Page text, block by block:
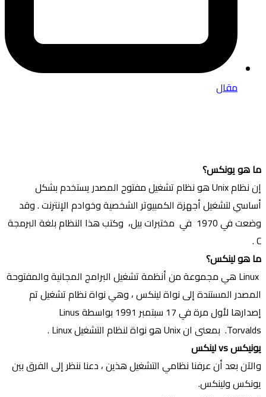
مقال
ما هو يونكس؟
إن نظام Unix هو نظام تشغيل مفتوح المصدر يستخدم بشكل
أساسي لتشغيل أجهزة الكمبيوتر الشخصية وخوادم الإنترنت . وقد
وضعت في 1970 في مختبرات بيل، وكتب هذا النظام بلغة البرمجة
C .
ما هو لينكس؟
Linux هي مجموعة من أنظمة تشغيل البرامج المجانية والمفتوحة
المصدر المستندة إلى نواة لينكس ، وهي نواة نظام تشغيل تم
إصدارها لأول مرة في 17 سبتمبر 1991 بواسطة Linus
Torvalds. بمعنى ان Unix هو نواة لنظام التشغيل Linux .
يونيكس vs لينكس
والآن بعد أن عرفنا نظامي التشغيل هذين ، دعنا ننظر إلى الفرق بين
يونكس ولينكس.